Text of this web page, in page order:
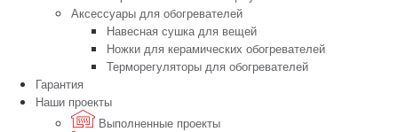
Аксессуары для обогревателей
Навесная сушка для вещей
Ножки для керамических обогревателей
Терморегуляторы для обогревателей
Гарантия
Наши проекты
Выполненные проекты